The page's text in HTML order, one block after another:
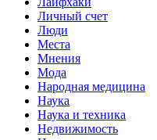
Личный счет
Люди
Места
Мнения
Мода
Народная медицина
Наука
Наука и техника
Недвижимость